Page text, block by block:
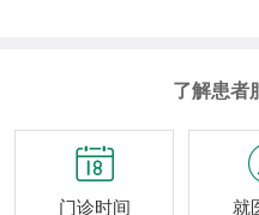
了解患者

门诊时间 就